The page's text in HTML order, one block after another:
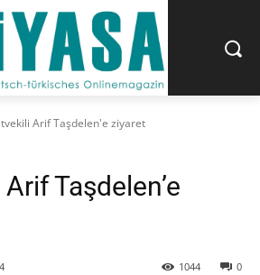
Arif Taşdelen'e ziyaret
Taşdelen’e
0
1044